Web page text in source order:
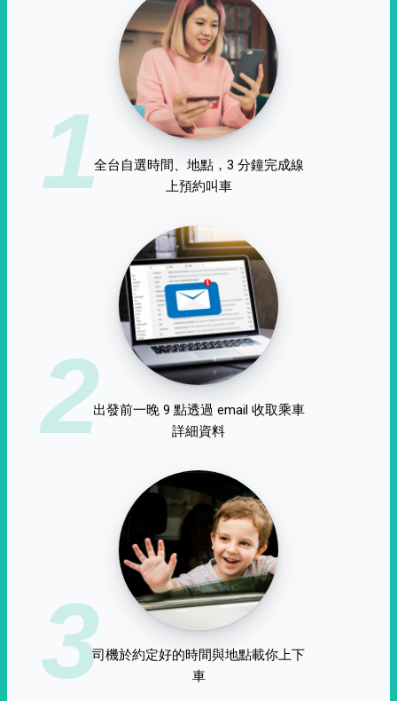
1全台自選時間、地點，3 分鐘完成線
上預約叫車
2出發前一晚 9 點透過 email 收取乘車
詳細資料
3司機於約定好的時間與地點載你上下
車